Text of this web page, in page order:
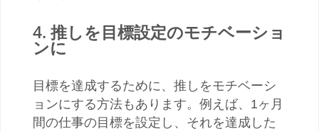
4. 推しを目標設定のモチベーショ
ンに
目標を達成するために、推しをモチベーシ
ョンにする方法もあります。例えば、1ヶ月
間の仕事の目標を設定し、それを達成した